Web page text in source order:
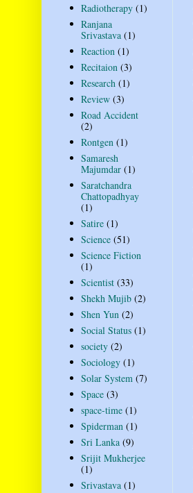
Radiotherapy (1)
Ranjana
Srivastava (1)
Reaction (1)
Recitaion (3)
Research (1)
Review (3)
Road Accident
(2)
Rontgen (1)
Samaresh
Majumdar (1)
Saratchandra
Chattopadhyay
(1)
Satire (1)
Science (51)
Science Fiction
(1)
Scientist (33)
Shekh Mujib (2)
Shen Yun (2)
Social Status (1)
society (2)
Sociology (1)
Solar System (7)
Space (3)
space-time (1)
Spiderman (1)
Sri Lanka (9)
Srijit Mukherjee
(1)
Srivastava (1)